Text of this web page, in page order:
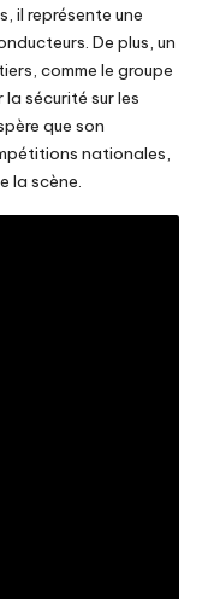
il représente une
De plus, un
comme le groupe
sécurité sur les
que son
nationales,
la scène.